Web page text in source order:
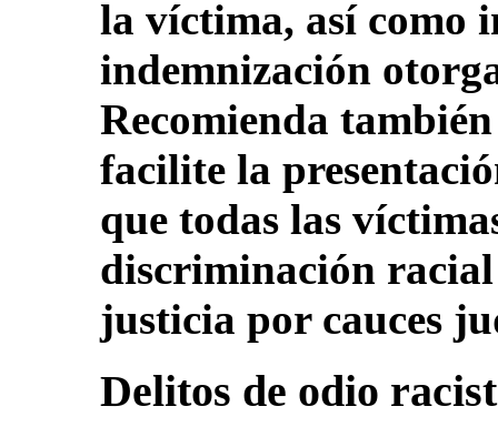
la víctima, así como
indemnización
Recomienda
facilite la
que todas las
discriminación
justicia por cauces
Delitos de odio